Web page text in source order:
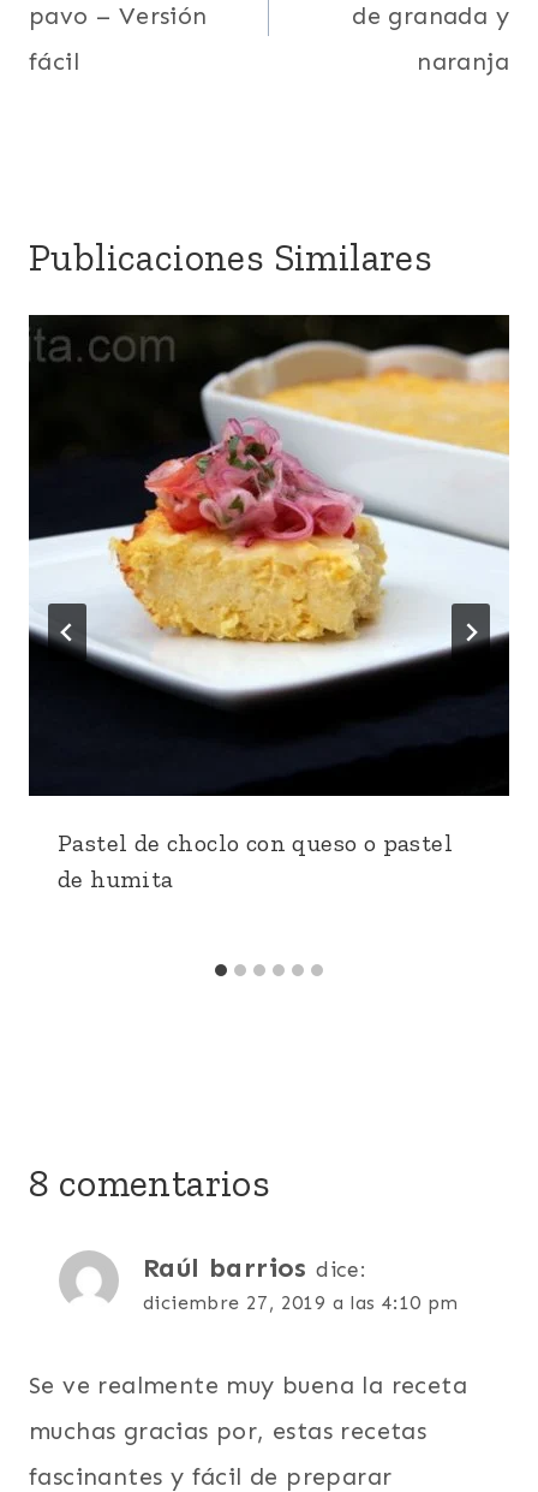
entradas
pavo – Versión
fácil
de granada y
naranja
Publicaciones Similares
Pastel de choclo con queso o pastel
de humita
8 comentarios
Raúl barrios dice:
diciembre 27, 2019 a las 4:10 pm
Se ve realmente muy buena la receta
muchas gracias por, estas recetas
fascinantes y fácil de preparar